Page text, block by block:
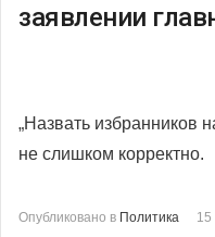
заявлении
„Назвать избранников
не слишком корректно.
Опубликовано в Политика 15